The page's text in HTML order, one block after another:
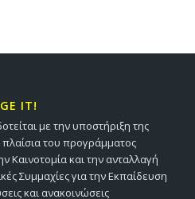
IT!
με την υποστήριξη της
του προγράμματος
Καινοτομία και την ανταλλαγή
Συμμαχίες για την Εκπαίδευση
και ανακοινώσεις